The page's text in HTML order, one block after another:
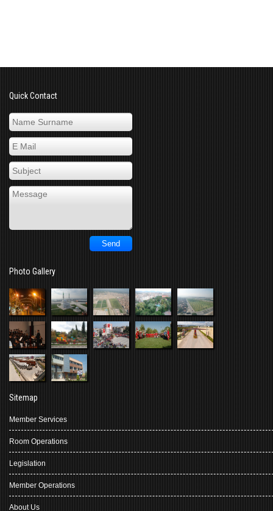
Quick Contact
Photo Gallery
Sitemap
Member Services
Room Operations
Legislation
Member Operations
About Us